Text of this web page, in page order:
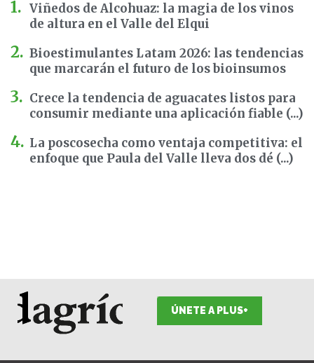
Viñedos de Alcohuaz: la magia de los vinos
de altura en el Valle del Elqui
Bioestimulantes Latam 2026: las tendencias
que marcarán el futuro de los bioinsumos
Crece la tendencia de aguacates listos para
consumir mediante una aplicación fiable (...)
La poscosecha como ventaja competitiva: el
enfoque que Paula del Valle lleva dos dé (...)
ÚNETE A PLUS+